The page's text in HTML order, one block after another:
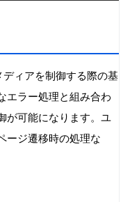
ィアを制御する際の基
エラー処理と組み合わ
が可能になります。ユ
ージ遷移時の処理な